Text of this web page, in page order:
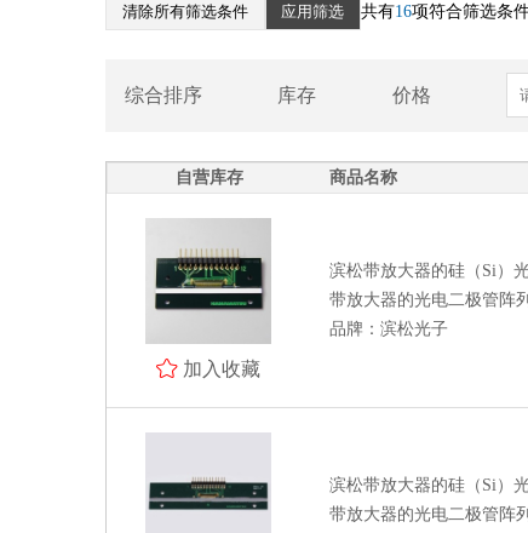
红外探测器
处理器 MCU 逻辑芯片
电源管理 存储器 模拟芯片
电阻 电容 电感
驱动芯片 运算放大器 传感器
清除所有筛选条件 应用筛选 共有16项符合筛选条
综合排序 库存 价格
自营库存 商品名称
加入收藏
滨松带放大器的硅（Si）
带放大器的光电二极管阵
品牌：滨松光子
滨松带放大器的硅（Si）
带放大器的光电二极管阵